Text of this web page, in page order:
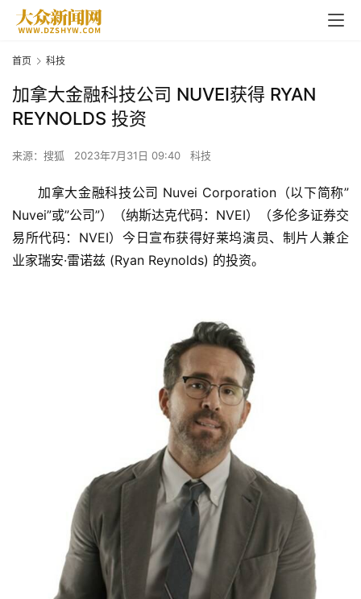
首页 科技
加拿大金融科技公司 NUVEI获得 RYAN
REYNOLDS 投资
来源：搜狐 2023年7月31日 09:40 科技
加拿大金融科技公司 Nuvei Corporation（以下简称”
Nuvei”或”公司”）（纳斯达克代码：NVEI）（多伦多证券交
易所代码：NVEI）今日宣布获得好莱坞演员、制片人兼企
业家瑞安·雷诺兹 (Ryan Reynolds) 的投资。